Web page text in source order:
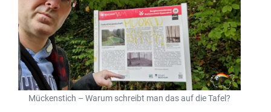
Mückenstich – Warum schreibt man das auf die Tafel?